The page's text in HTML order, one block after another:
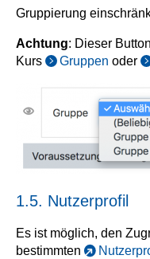
Gruppierung
Achtung: Dieser
Kurs
Gruppen oder
1.5. Nutzerprofil
Es ist möglich, den
bestimmten